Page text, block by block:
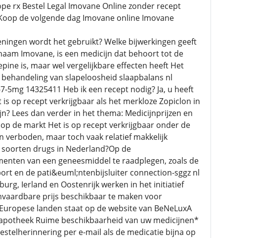
rx Bestel Legal Imovane Online zonder recept
de volgende dag Imovane online Imovane
wordt het gebruikt? Welke bijwerkingen geeft
Imovane, is een medicijn dat behoort tot de
is, maar wel vergelijkbare effecten heeft Het
van slapeloosheid slaapbalans nl
14325411 Heb ik een recept nodig? Ja, u heeft
op recept verkrijgbaar als het merkloze Zopiclon in
Lees dan verder in het thema: Medicijnprijzen en
de markt Het is op recept verkrijgbaar onder de
verboden, maar toch vaak relatief makkelijk
drugs in Nederland?Op de
van een geneesmiddel te raadplegen, zoals de
en de pati&euml;ntenbijsluiter connection-sggz nl
Ierland en Oostenrijk werken in het initiatief
prijs beschikbaar te maken voor
landen staat op de website van BeNeLuxA
Ruime beschikbaarheid van uw medicijnen*
per e-mail als de medicatie bijna op